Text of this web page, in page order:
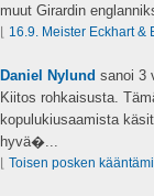
muut Girardin
⌊ 16.9. Meister Eckhart &
Daniel Nylund sanoi 3
Kiitos rohkaisusta.
kopulukiusaamista
hyvä�...
⌊ Toisen posken